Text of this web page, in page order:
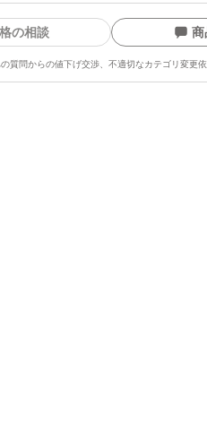
す
す
ります
の相談 商
質問からの値下げ交渉、不適切なカテゴリ変更